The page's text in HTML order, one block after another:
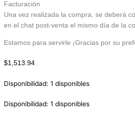
Facturación
Una vez realizada la compra, se deberá
en el chat post-venta el mismo día de la
Estamos para servirle ¡Gracias por su
$1,513.94
Disponibilidad: 1 disponibles
Disponibilidad: 1 disponibles